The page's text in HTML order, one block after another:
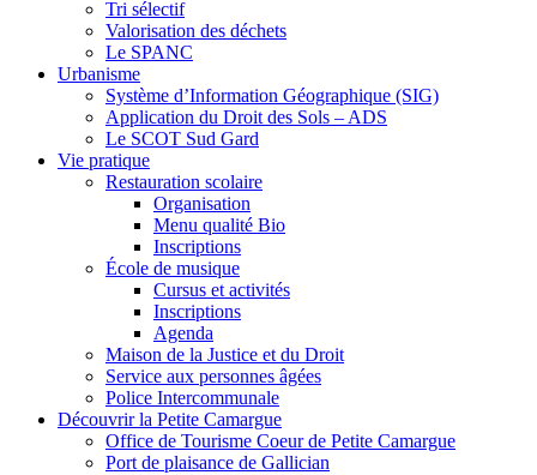
Tri sélectif
Valorisation des déchets
Le SPANC
Urbanisme
Système d’Information Géographique (SIG)
Application du Droit des Sols – ADS
Le SCOT Sud Gard
Vie pratique
Restauration scolaire
Organisation
Menu qualité Bio
Inscriptions
École de musique
Cursus et activités
Inscriptions
Agenda
Maison de la Justice et du Droit
Service aux personnes âgées
Police Intercommunale
Découvrir la Petite Camargue
Office de Tourisme Coeur de Petite Camargue
Port de plaisance de Gallician